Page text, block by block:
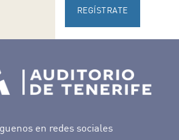
REGÍSTRATE
en redes sociales